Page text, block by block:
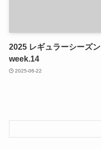
2025 レギュラーシーズン
week.14
2025-06-22